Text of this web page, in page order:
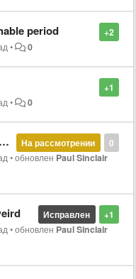
+2
period
• 0
+1
• 0
0
На рассмотрении
•обновлен Paul Sinclair
+1
Исправлен
•обновлен Paul Sinclair